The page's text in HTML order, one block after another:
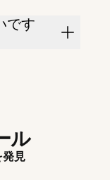
です
ル
発見